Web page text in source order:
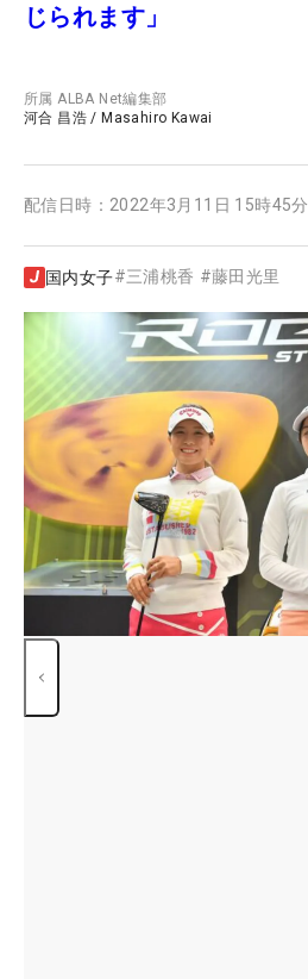
じられます」
所属ALBA Net編集部
河合 昌浩 / Masahiro Kawai
配信日時： 2022年3月11日 15時45分
国内女子#三浦桃香 #藤田光里